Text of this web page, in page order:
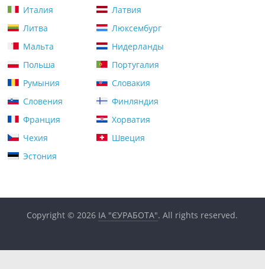
Италия
Латвия
Литва
Люксембург
Мальта
Нидерланды
Польша
Португалия
Румыния
Словакия
Словения
Финляндия
Франция
Хорватия
Чехия
Швеция
Эстония
Copyright © 2026 ІА "ЄУРАБОТА". All rights reserved.